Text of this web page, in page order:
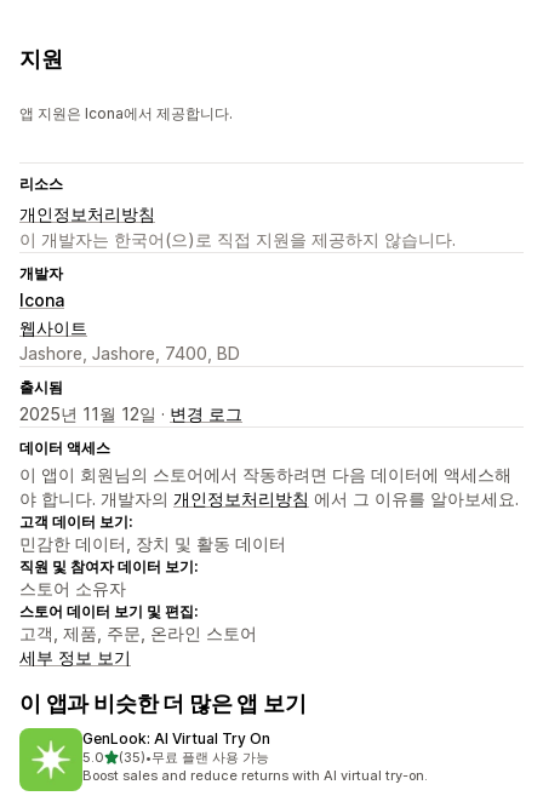
지원
앱 지원은 Icona에서 제공합니다.
리소스
개인정보처리방침
이 개발자는 한국어(으)로 직접 지원을 제공하지 않습니다.
개발자
Icona
웹사이트
Jashore, Jashore, 7400, BD
출시됨
2025년 11월 12일 · 변경 로그
데이터 액세스
이 앱이 회원님의 스토어에서 작동하려면 다음 데이터에 액세스해
야 합니다. 개발자의 개인정보처리방침 에서 그 이유를 알아보세요.
고객 데이터 보기:
민감한 데이터, 장치 및 활동 데이터
직원 및 참여자 데이터 보기:
스토어 소유자
스토어 데이터 보기 및 편집:
고객, 제품, 주문, 온라인 스토어
세부 정보 보기
이 앱과 비슷한 더 많은 앱 보기
GenLook: AI Virtual Try On
5.0별 5개 중
(35)
총 리뷰 35개
•무료 플랜 사용 가능
Boost sales and reduce returns with AI virtual try-on.